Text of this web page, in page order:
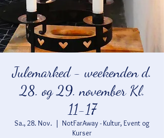
Julemarked - weekenden d.
28. og 29. november Kl.
11-17
Sa., 28. Nov.
  |
NotFarAway - Kultur, Event og
Kurser